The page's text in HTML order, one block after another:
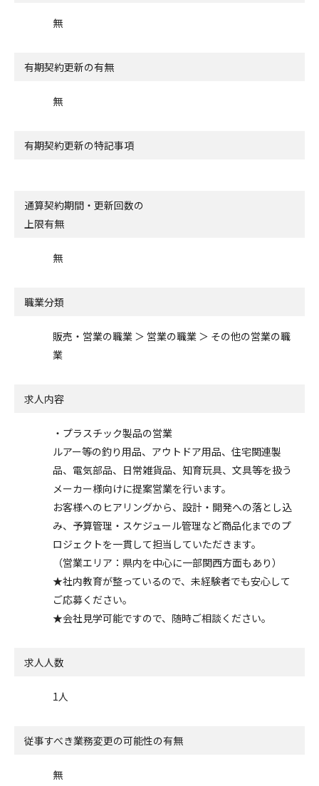
無
有期契約更新の有無
無
有期契約更新の特記事項
通算契約期間・更新回数の
上限有無
無
職業分類
販売・営業の職業 ＞ 営業の職業 ＞ その他の営業の職
業
求人内容
・プラスチック製品の営業
ルアー等の釣り用品、アウトドア用品、住宅関連製
品、電気部品、日常雑貨品、知育玩具、文具等を扱う
メーカー様向けに提案営業を行います。
お客様へのヒアリングから、設計・開発への落とし込
み、予算管理・スケジュール管理など商品化までのプ
ロジェクトを一貫して担当していただきます。
（営業エリア：県内を中心に一部関西方面もあり）
★社内教育が整っているので、未経験者でも安心して
ご応募ください。
★会社見学可能ですので、随時ご相談ください。
求人人数
1人
従事すべき業務変更の可能性の有無
無